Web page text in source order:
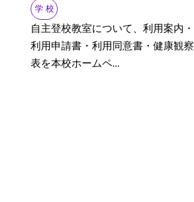
学 校
自主登校教室について、利用案内・
利用申請書・利用同意書・健康観察
表を本校ホームペ...